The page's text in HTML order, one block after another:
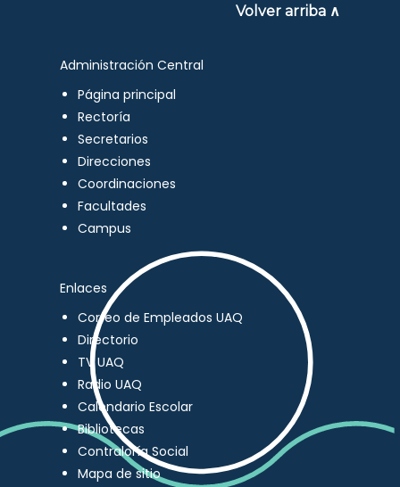
Volver arriba ∧
Administración Central
Página principal
Rectoría
Secretarios
Direcciones
Coordinaciones
Facultades
Campus
Enlaces
Correo de Empleados UAQ
Directorio
TV UAQ
Radio UAQ
Calendario Escolar
Bibliotecas
Contraloría Social
Mapa de sitio